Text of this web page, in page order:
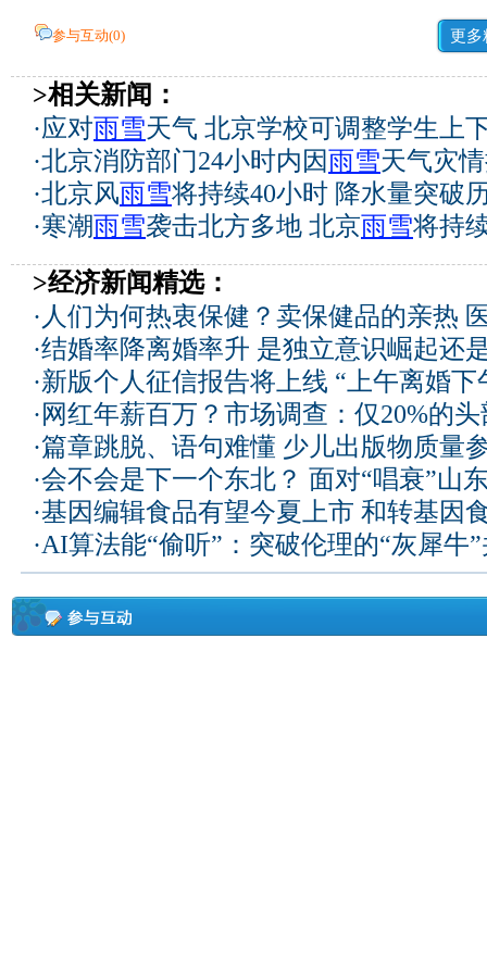
参与互动(0) 更多
>相关新闻：
·应对雨雪天气 北京学校可调整学生上
·北京消防部门24小时内因 雨雪天气灾
·北京风雨雪将持续40小时 降水量突破
·寒潮雨雪袭击北方多地 北京雨雪将持
>经济新闻精选：
· 人们为何热衷保健？卖保健品的亲热
·结婚率降离婚率升 是独立意识崛起还
·新版个人征信报告将上线 “上午离婚下
· 网红年薪百万？市场调查：仅20%的
·篇章跳脱、语句难懂 少儿出版物质量
·会不会是下一个东北？ 面对“唱衰”山
·基因编辑食品有望今夏上市 和转基因
·AI算法能“偷听”：突破伦理的“灰犀牛